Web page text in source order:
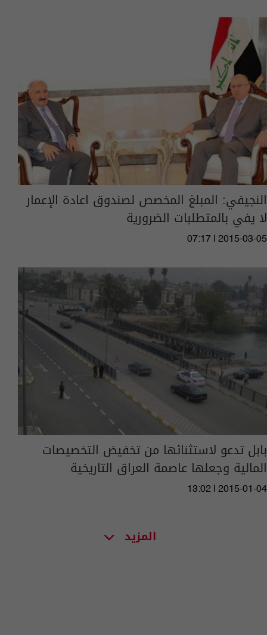
النجيفي: المبلغ المخصص لصندوق اعادة الإعمار
لا يفي بالمتطلبات الضرورية
07:17 | 2015-03-05
بابل تدعو لاستثنائها من تخفيض التخصيصات
المالية وجعلها عاصمة العراق التاريخية
13:02 | 2015-01-04
المزيد